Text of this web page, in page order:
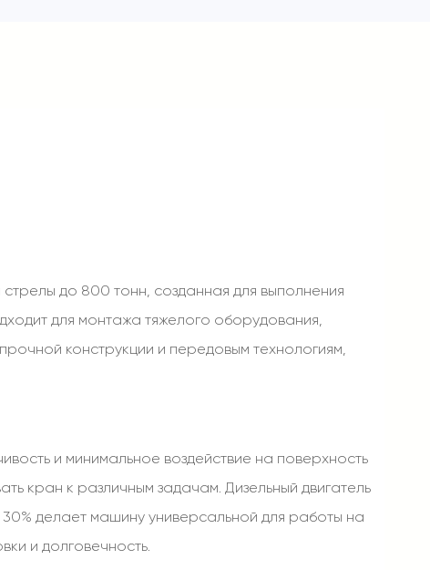
до 800 тонн, созданная для выполнения
для монтажа тяжелого оборудования,
конструкции и передовым технологиям,
и минимальное воздействие на поверхность
кран к различным задачам. Дизельный двигатель
делает машину универсальной для работы на
и долговечность.